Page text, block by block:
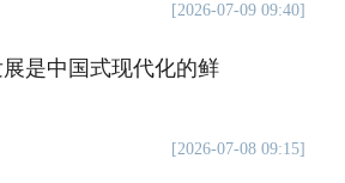
[2026-07-09 09:40]
是中国式现代化的鲜
[2026-07-08 09:15]